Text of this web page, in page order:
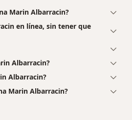
Marin Albarracin?
en línea, sin tener que
Albarracin?
Albarracin?
Marin Albarracin?